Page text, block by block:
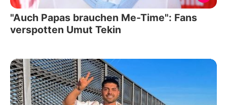
"Auch Papas brauchen Me-Time": Fans
verspotten Umut Tekin